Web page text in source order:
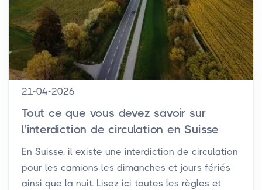
21-04-2026
Tout ce que vous devez savoir sur
l'interdiction de circulation en Suisse
En Suisse, il existe une interdiction de circulation
pour les camions les dimanches et jours fériés
ainsi que la nuit. Lisez ici toutes les règles et